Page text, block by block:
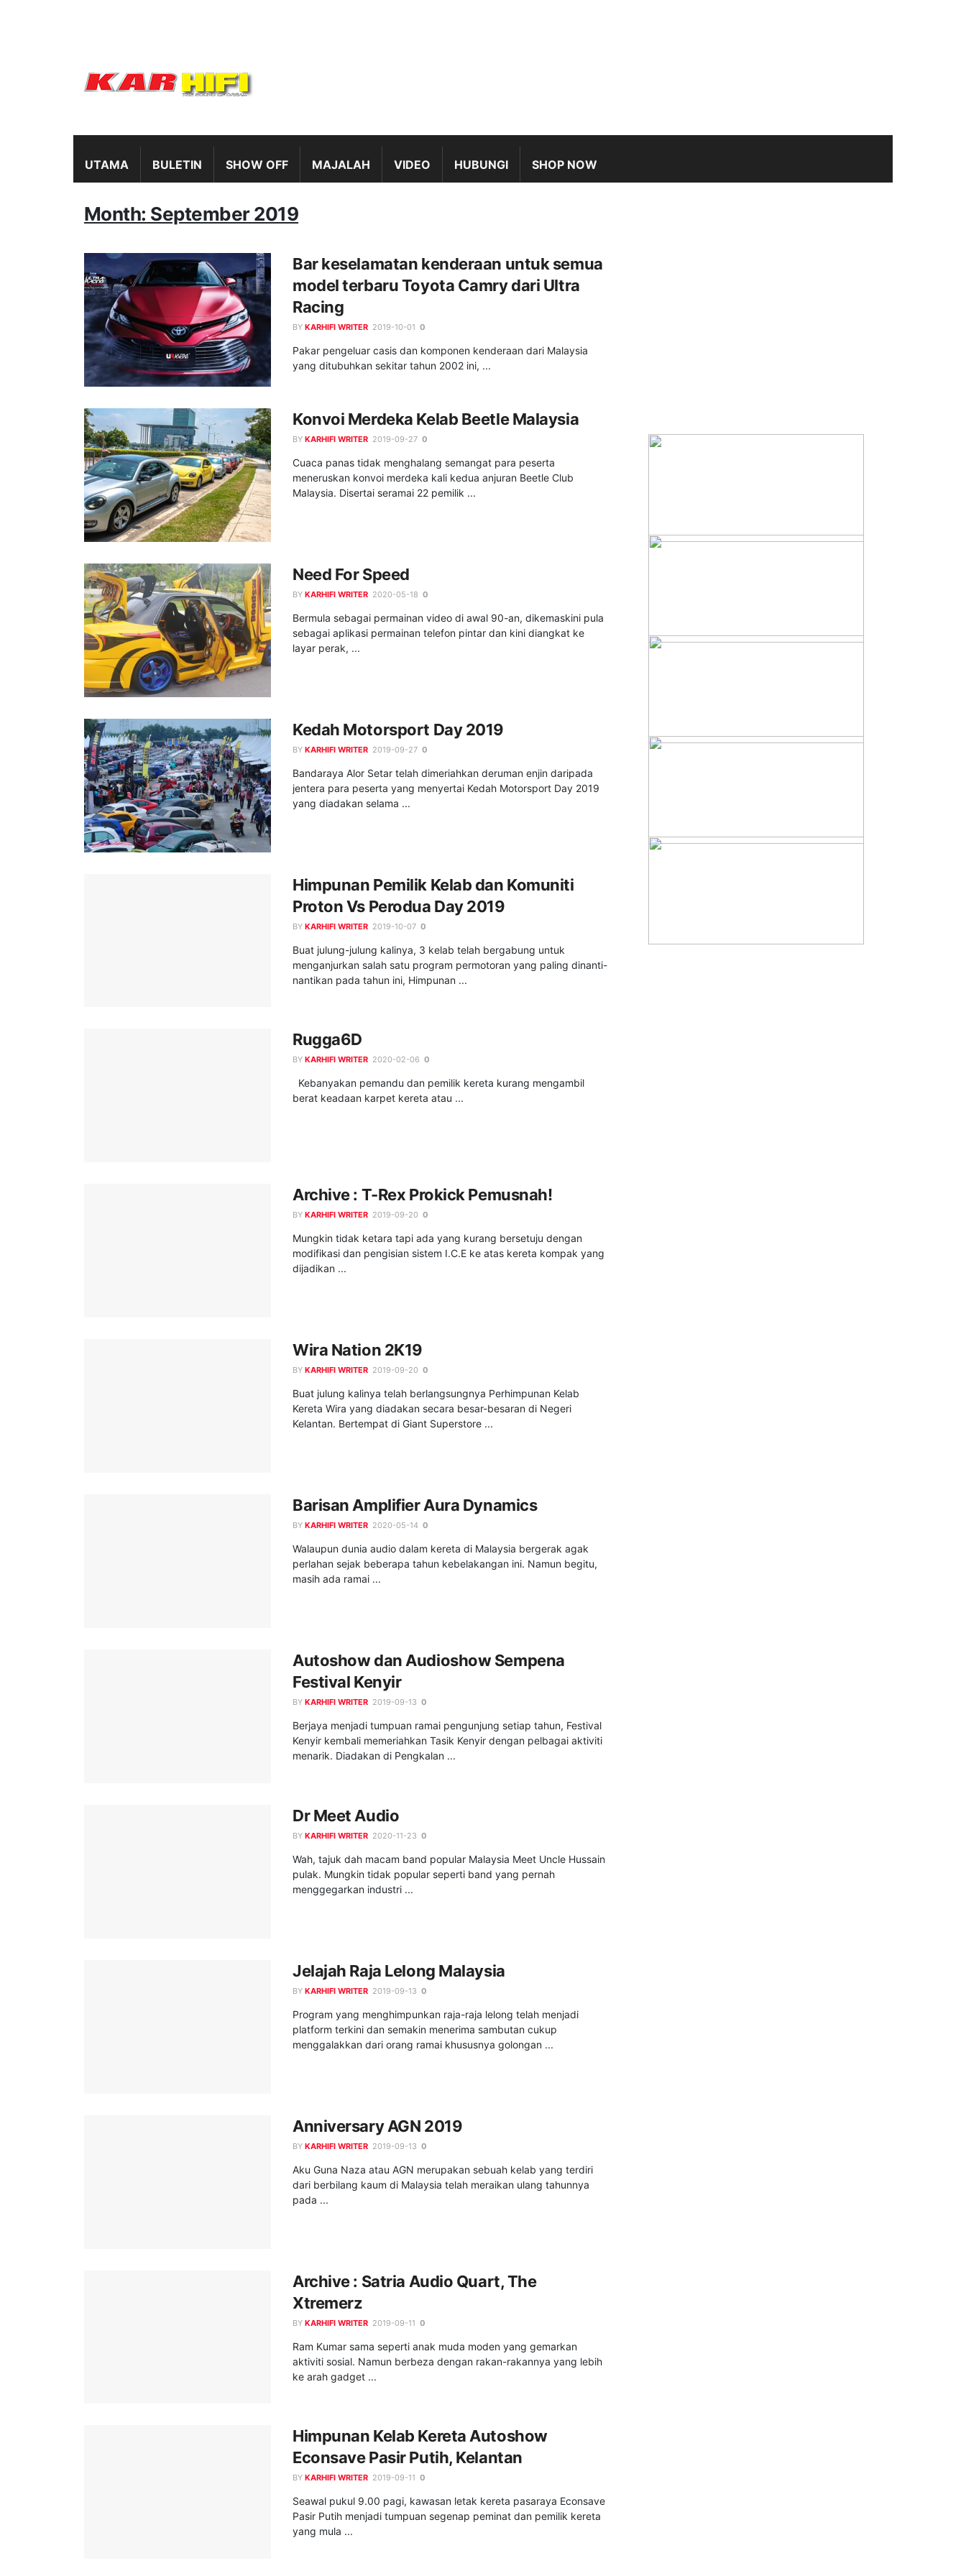
UTAMA BULETIN SHOW OFF MAJALAH VIDEO HUBUNGI SHOP NOW
Month: September 2019
Bar keselamatan kenderaan untuk semua
model terbaru Toyota Camry dari Ultra
Racing
BY KARHIFI WRITER 2019-10-01 0
Pakar pengeluar casis dan komponen kenderaan dari Malaysia
yang ditubuhkan sekitar tahun 2002 ini, ...
Konvoi Merdeka Kelab Beetle Malaysia
BY KARHIFI WRITER 2019-09-27 0
Cuaca panas tidak menghalang semangat para peserta
meneruskan konvoi merdeka kali kedua anjuran Beetle Club
Malaysia. Disertai seramai 22 pemilik ...
Need For Speed
BY KARHIFI WRITER 2020-05-18 0
Bermula sebagai permainan video di awal 90-an, dikemaskini pula
sebagai aplikasi permainan telefon pintar dan kini diangkat ke
layar perak, ...
Kedah Motorsport Day 2019
BY KARHIFI WRITER 2019-09-27 0
Bandaraya Alor Setar telah dimeriahkan deruman enjin daripada
jentera para peserta yang menyertai Kedah Motorsport Day 2019
yang diadakan selama ...
Himpunan Pemilik Kelab dan Komuniti
Proton Vs Perodua Day 2019
BY KARHIFI WRITER 2019-10-07 0
Buat julung-julung kalinya, 3 kelab telah bergabung untuk
menganjurkan salah satu program permotoran yang paling dinanti-
nantikan pada tahun ini, Himpunan ...
Rugga6D
BY KARHIFI WRITER 2020-02-06 0
Kebanyakan pemandu dan pemilik kereta kurang mengambil
berat keadaan karpet kereta atau ...
Archive : T-Rex Prokick Pemusnah!
BY KARHIFI WRITER 2019-09-20 0
Mungkin tidak ketara tapi ada yang kurang bersetuju dengan
modifikasi dan pengisian sistem I.C.E ke atas kereta kompak yang
dijadikan ...
Wira Nation 2K19
BY KARHIFI WRITER 2019-09-20 0
Buat julung kalinya telah berlangsungnya Perhimpunan Kelab
Kereta Wira yang diadakan secara besar-besaran di Negeri
Kelantan. Bertempat di Giant Superstore ...
Barisan Amplifier Aura Dynamics
BY KARHIFI WRITER 2020-05-14 0
Walaupun dunia audio dalam kereta di Malaysia bergerak agak
perlahan sejak beberapa tahun kebelakangan ini. Namun begitu,
masih ada ramai ...
Autoshow dan Audioshow Sempena
Festival Kenyir
BY KARHIFI WRITER 2019-09-13 0
Berjaya menjadi tumpuan ramai pengunjung setiap tahun, Festival
Kenyir kembali memeriahkan Tasik Kenyir dengan pelbagai aktiviti
menarik. Diadakan di Pengkalan ...
Dr Meet Audio
BY KARHIFI WRITER 2020-11-23 0
Wah, tajuk dah macam band popular Malaysia Meet Uncle Hussain
pulak. Mungkin tidak popular seperti band yang pernah
menggegarkan industri ...
Jelajah Raja Lelong Malaysia
BY KARHIFI WRITER 2019-09-13 0
Program yang menghimpunkan raja-raja lelong telah menjadi
platform terkini dan semakin menerima sambutan cukup
menggalakkan dari orang ramai khususnya golongan ...
Anniversary AGN 2019
BY KARHIFI WRITER 2019-09-13 0
Aku Guna Naza atau AGN merupakan sebuah kelab yang terdiri
dari berbilang kaum di Malaysia telah meraikan ulang tahunnya
pada ...
Archive : Satria Audio Quart, The
Xtremerz
BY KARHIFI WRITER 2019-09-11 0
Ram Kumar sama seperti anak muda moden yang gemarkan
aktiviti sosial. Namun berbeza dengan rakan-rakannya yang lebih
ke arah gadget ...
Himpunan Kelab Kereta Autoshow
Econsave Pasir Putih, Kelantan
BY KARHIFI WRITER 2019-09-11 0
Seawal pukul 9.00 pagi, kawasan letak kereta pasaraya Econsave
Pasir Putih menjadi tumpuan segenap peminat dan pemilik kereta
yang mula ...